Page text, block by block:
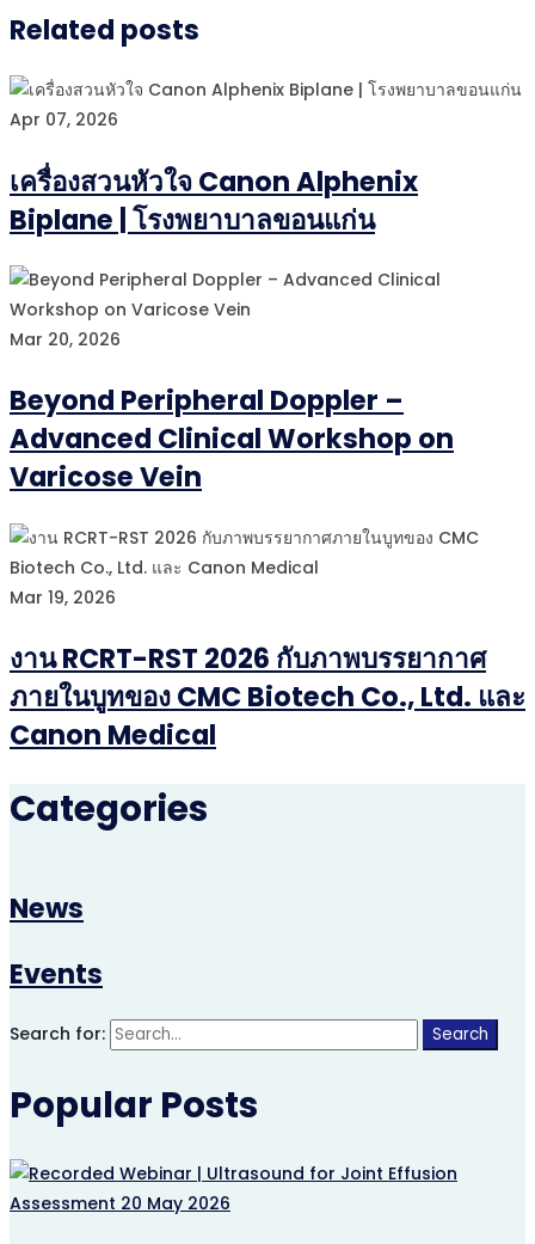
Related posts
Apr 07, 2026
เครื่องสวนหัวใจ Canon Alphenix
Biplane | โรงพยาบาลขอนแก่น
Mar 20, 2026
Beyond Peripheral Doppler –
Advanced Clinical Workshop on
Varicose Vein
Mar 19, 2026
งาน RCRT-RST 2026 กับภาพบรรยากาศ
ภายในบูทของ CMC Biotech Co., Ltd. และ
Canon Medical
Categories
News
Events
Search for: Search
Popular Posts